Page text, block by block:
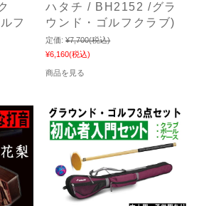
フ
ハタチ / BH2152 /グラ
ウンド・ゴルフクラブ)
定価: ¥7,700(税込)
¥6,160(税込)
商品を見る